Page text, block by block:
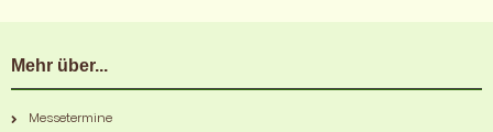
Mehr über...
Messetermine